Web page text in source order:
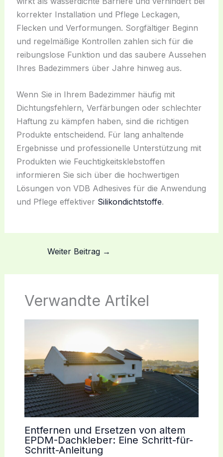
korrekter Installation und Pflege Leckagen,
Flecken und Verformungen. Sorgfältiger Beginn
und regelmäßige Kontrollen zahlen sich für die
reibungslose Funktion und das saubere Aussehen
Ihres Badezimmers über Jahre hinweg aus.
Wenn Sie in Ihrem Badezimmer häufig mit
Dichtungsfehlern, Verfärbungen oder schlechter
Haftung zu kämpfen haben, sind die richtigen
Produkte entscheidend. Für lang anhaltende
Ergebnisse und professionelle Unterstützung mit
Produkten wie Feuchtigkeitsklebstoffen
informieren Sie sich über die hochwertigen
Lösungen von VDB Adhesives für die Anwendung
und Pflege effektiver Silikondichtstoffe.
Weiter Beitrag →
Verwandte Artikel
Entfernen und Ersetzen von altem
EPDM-Dachkleber: Eine Schritt-für-
Schritt-Anleitung